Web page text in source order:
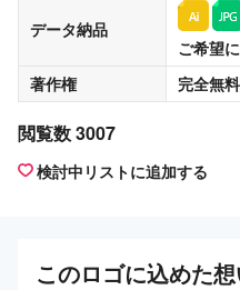
データ納品
ご希望
著作権
完全無
閲覧数 3007
検討中リストに追加する
このロゴに込めた